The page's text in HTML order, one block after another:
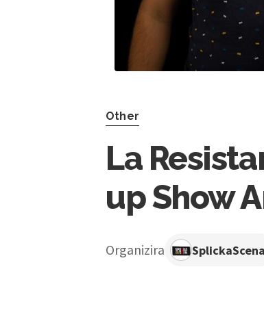
Other
La
up Show
Organizira SplickaScena